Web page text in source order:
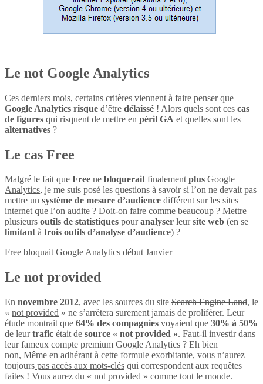
Le not Google Analytics
Ces derniers mois, certains critères viennent à faire penser que
Google Analytics risque d’être délaissé ! Alors quels sont ces cas
de figures qui risquent de mettre en péril GA et quelles sont les
alternatives ?
Le cas Free
Malgré le fait que Free ne bloqueraitfinalementplus Google
Analytics, je me suis posé les questions à savoir si l’on ne devait pas
mettre un système de mesure d’audience différent sur les sites
internet que l’on audite ? Doit-on faire comme beaucoup ? Mettre
plusieurs outils de statistiques pouranalyser leursite web (en se
limitantà trois outils d’analyse d’audience) ?
Free bloquait Google Analytics début Janvier
Le not provided
En novembre 2012, avec les sources du site Search Engine Land, le
« not provided » ne s’arrêtera surement jamais de proliférer. Leur
étude montrait que 64% des compagnies voyaient que 30% à 50%
de leurtrafic était de source « not provided ». Faut-il investir dans
leur fameux compte premium Google Analytics ? Eh bien
non, Même en adhérant à cette formule exorbitante, vous n’aurez
toujours pas accès aux mots-clés qui correspondent aux requêtes
faites ! Vous aurez du « not provided » comme tout le monde.